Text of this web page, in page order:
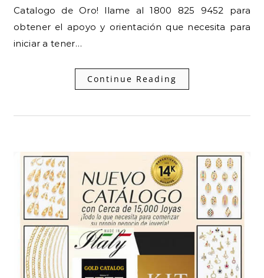
Catalogo de Oro! llame al 1800 825 9452 para
obtener el apoyo y orientación que necesita para
iniciar a tener…
Continue Reading